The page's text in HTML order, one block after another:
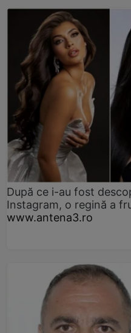
După ce i-au fost
Instagram, o regină a
www.antena3.ro